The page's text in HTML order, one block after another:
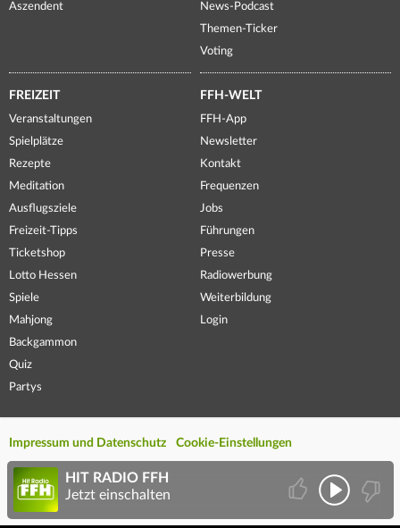
Aszendent
News-Podcast
Themen-Ticker
Voting
FREIZEIT
Veranstaltungen
Spielplätze
Rezepte
Meditation
Ausflugsziele
Freizeit-Tipps
Ticketshop
Lotto Hessen
Spiele
Mahjong
Backgammon
Quiz
Partys
FFH-WELT
FFH-App
Newsletter
Kontakt
Frequenzen
Jobs
Führungen
Presse
Radiowerbung
Weiterbildung
Login
Impressum und Datenschutz Cookie-Einstellungen
HIT RADIO FFH
Jetzt einschalten